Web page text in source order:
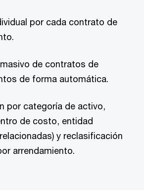
por cada contrato de
de contratos de
de forma automática.
por categoría de activo,
de costo, entidad
y reclasificación
arrendamiento.